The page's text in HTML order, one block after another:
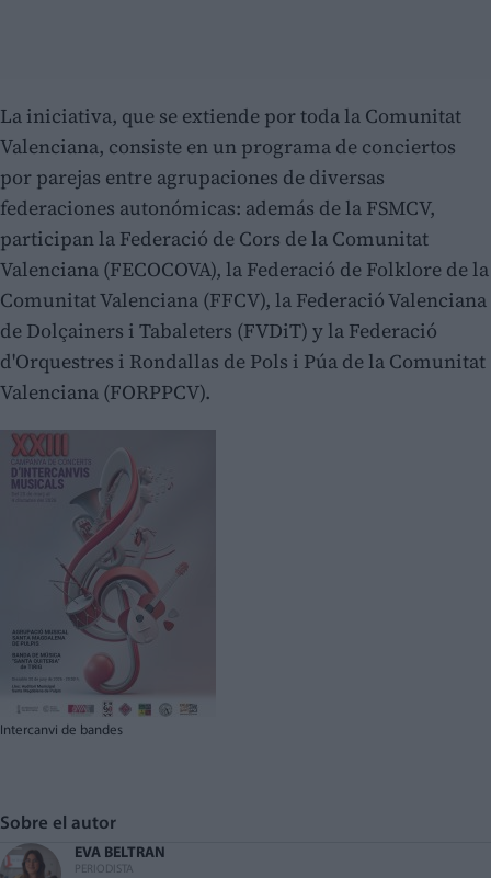
La iniciativa, que se extiende por toda la Comunitat
Valenciana, consiste en un programa de conciertos
por parejas entre agrupaciones de diversas
federaciones autonómicas: además de la FSMCV,
participan la Federació de Cors de la Comunitat
Valenciana (FECOCOVA), la Federació de Folklore de la
Comunitat Valenciana (FFCV), la Federació Valenciana
de Dolçainers i Tabaleters (FVDiT) y la Federació
d'Orquestres i Rondallas de Pols i Púa de la Comunitat
Valenciana (FORPPCV).
Intercanvi de bandes
Sobre el autor
EVA BELTRAN
PERIODISTA